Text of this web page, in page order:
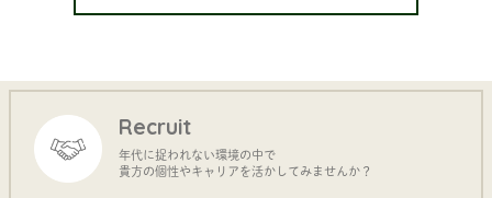
Recruit
年代に捉われない環境の中で
貴方の個性やキャリアを活かしてみませんか？